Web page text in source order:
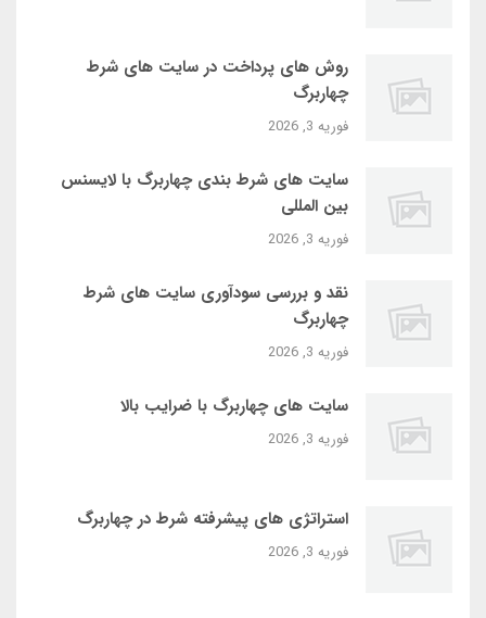
روش‌ های پرداخت در سایت‌ های شرط
چهاربرگ
فوریه 3, 2026
سایت‌ های شرط بندی چهاربرگ با لایسنس
بین‌ المللی
فوریه 3, 2026
نقد و بررسی سودآوری سایت‌ های شرط
چهاربرگ
فوریه 3, 2026
سایت‌ های چهاربرگ با ضرایب بالا
فوریه 3, 2026
استراتژی‌ های پیشرفته شرط در چهاربرگ
فوریه 3, 2026